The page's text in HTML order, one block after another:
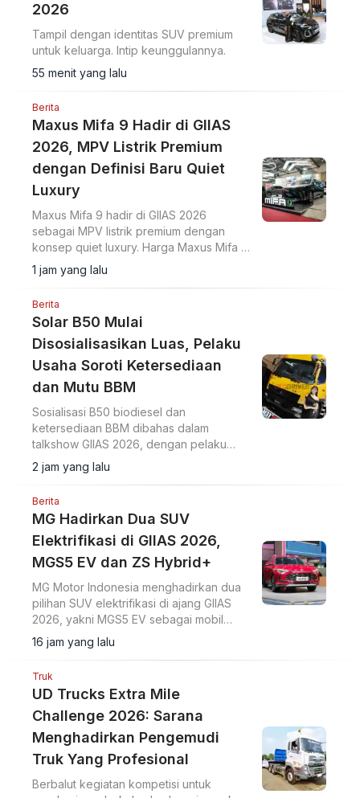
2026
Tampil dengan identitas SUV premium
untuk keluarga. Intip keunggulannya.
55 menit yang lalu
Berita
Maxus Mifa 9 Hadir di GIIAS
2026, MPV Listrik Premium
dengan Definisi Baru Quiet
Luxury
Maxus Mifa 9 hadir di GIIAS 2026
sebagai MPV listrik premium dengan
konsep quiet luxury. Harga Maxus Mifa 9
OTR Jakarta Rp958 juta dilengkapi
baterai 90 kWh dan fitur kabin mewah.
1 jam yang lalu
Berita
Solar B50 Mulai
Disosialisasikan Luas, Pelaku
Usaha Soroti Ketersediaan
dan Mutu BBM
Sosialisasi B50 biodiesel dan
ketersediaan BBM dibahas dalam
talkshow GIIAS 2026, dengan pelaku
usaha menekankan distribusi dan kualitas
bahan bakar.
2 jam yang lalu
Berita
MG Hadirkan Dua SUV
Elektrifikasi di GIIAS 2026,
MGS5 EV dan ZS Hybrid+
MG Motor Indonesia menghadirkan dua
pilihan SUV elektrifikasi di ajang GIIAS
2026, yakni MGS5 EV sebagai mobil
listrik murni dan MG ZS Hybrid+ yang
mengusung teknologi full hybrid.
16 jam yang lalu
Truk
UD Trucks Extra Mile
Challenge 2026: Sarana
Menghadirkan Pengemudi
Truk Yang Profesional
Berbalut kegiatan kompetisi untuk